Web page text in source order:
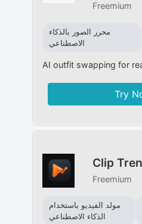
Freemium
محرر الصور بالذكاء
الاصطناعي
AI outfit swapping for
Try
Clip
Freemium
مولد الفيديو باستخدام
الذكاء الاصطناعي